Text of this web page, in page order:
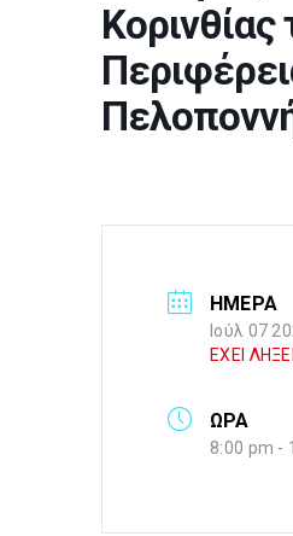
Κορινθίας
ΗΜΕΡΑ
Ιούλ 07
ΕΧΕΙ
ΩΡΑ
8:00 pm -